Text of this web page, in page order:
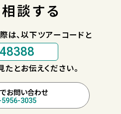
談する
は、以下ツアーコードと
とお伝えください。
お問い合わせ
5956-3035